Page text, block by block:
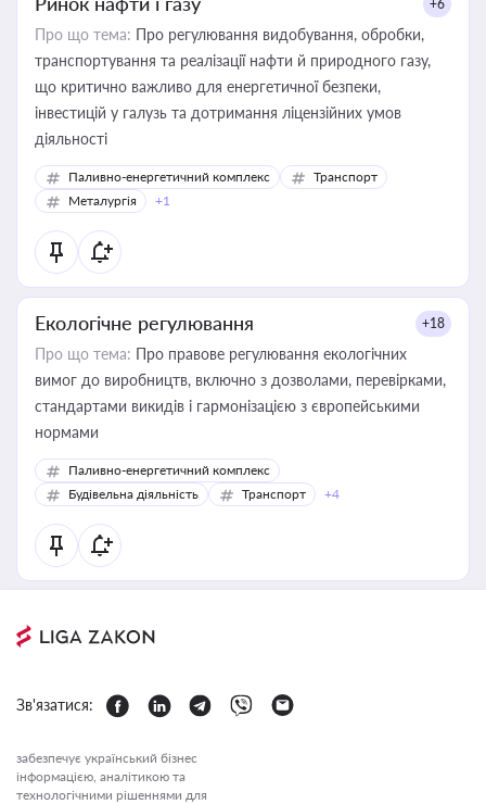
+6
Про що тема: Про регулювання видобування, обробки,
транспортування та реалізації нафти й природного газу,
що критично важливо для енергетичної безпеки,
інвестицій у галузь та дотримання ліцензійних умов
діяльності
Паливно-енергетичний комплекс
Транспорт
Металургія
+1
Екологічне регулювання +18
Про що тема: Про правове регулювання екологічних
вимог до виробництв, включно з дозволами, перевірками,
стандартами викидів і гармонізацією з європейськими
нормами
Паливно-енергетичний комплекс
Будівельна діяльність
Транспорт +4
Зв'язатися:
забезпечує український бізнес
інформацією, аналітикою та
технологічними рішеннями для